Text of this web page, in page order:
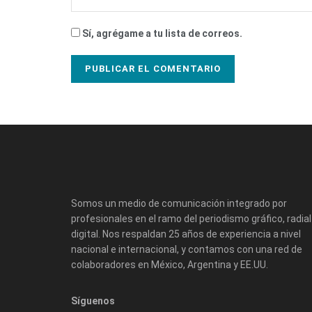
Sí, agrégame a tu lista de correos.
Somos un medio de comunicación integrado por
profesionales en el ramo del periodismo gráfico,
digital. Nos respaldan 25 años de experiencia a nivel
nacional e internacional, y contamos con una red de
colaboradores en México, Argentina y EE.UU.
Síguenos